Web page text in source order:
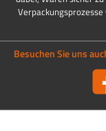
Besuchen Sie uns